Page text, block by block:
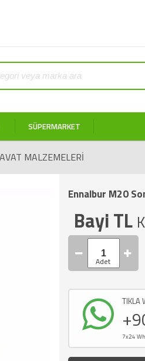
SÜPERMARKET
MALZEMELERI
Ennalbur M20
Bayi TL
TIKLA
7x24